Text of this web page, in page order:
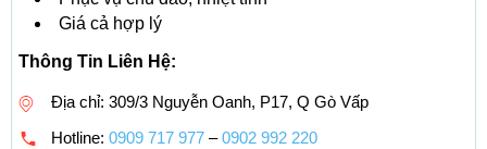
Giá cả hợp lý
Thông Tin Liên Hệ:
Địa chỉ: 309/3 Nguyễn Oanh, P17, Q Gò Vấp
Hotline: 0909 717 977 –0902 992 220